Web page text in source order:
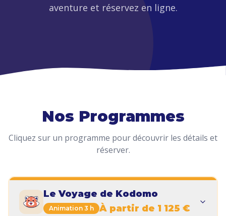
aventure et réservez en ligne.
Nos Programmes
Cliquez sur un programme pour découvrir les détails et
réserver.
Le Voyage de Kodomo
Animation 3 h À partir de 1 125 €